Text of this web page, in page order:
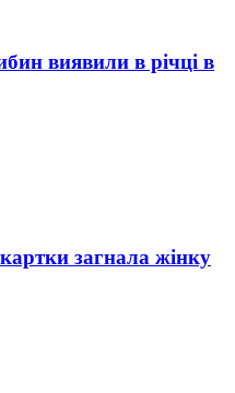
виявили в річці в
загнала жінку